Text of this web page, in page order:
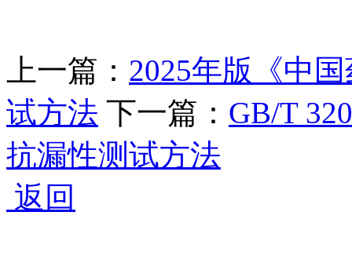
上一篇： 2025年版《中
试方法 下一篇： GB/T
抗漏性测试方法
返回